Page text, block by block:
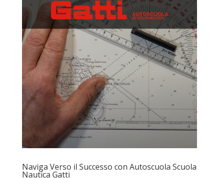
Naviga Verso il Successo con Autoscuola Scuola
Nautica Gatti